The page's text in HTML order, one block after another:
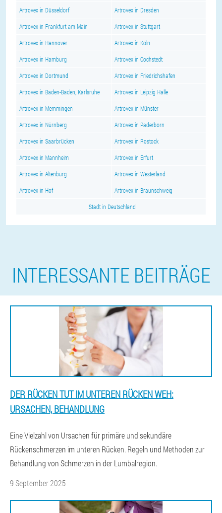
Artrovex in Düsseldorf Artrovex in Dresden
Artrovex in Frankfurt am Main Artrovex in Stuttgart
Artrovex in Hannover Artrovex in Köln
Artrovex in Hamburg Artrovex in Cochstedt
Artrovex in Dortmund Artrovex in Friedrichshafen
Artrovex in Baden-Baden, Karlsruhe Artrovex in Leipzig Halle
Artrovex in Memmingen Artrovex in Münster
Artrovex in Nürnberg Artrovex in Paderborn
Artrovex in Saarbrücken Artrovex in Rostock
Artrovex in Mannheim Artrovex in Erfurt
Artrovex in Altenburg Artrovex in Westerland
Artrovex in Hof Artrovex in Braunschweig
Stadt in Deutschland
INTERESSANTE BEITRÄGE
DER RÜCKEN TUT IM UNTEREN RÜCKEN WEH:
URSACHEN, BEHANDLUNG
Eine Vielzahl von Ursachen für primäre und sekundäre
Rückenschmerzen im unteren Rücken. Regeln und Methoden zur
Behandlung von Schmerzen in der Lumbalregion.
9 September 2025